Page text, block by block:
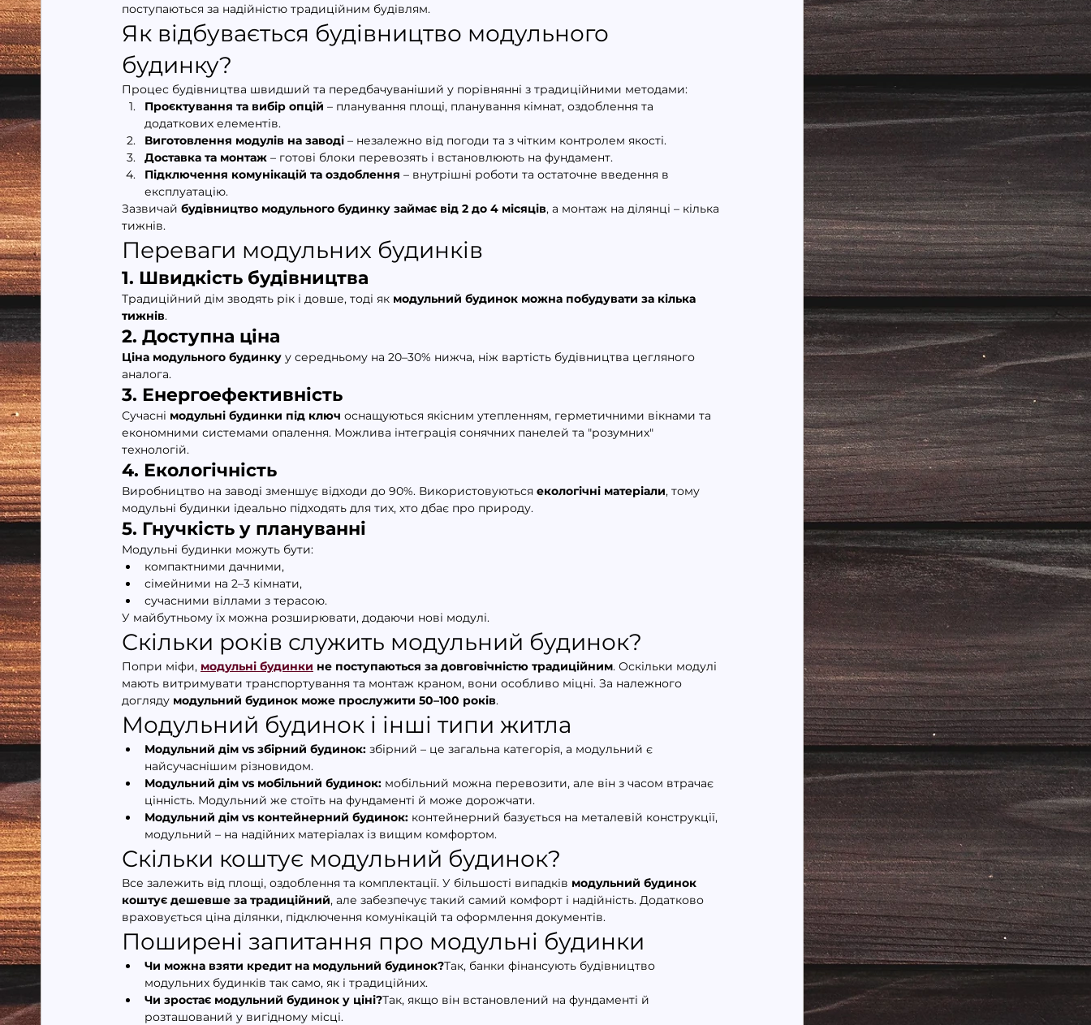
поступаються за надійністю традиційним будівлям.
Як відбувається будівництво модульного
будинку?
Процес будівництва швидший та передбачуваніший у порівнянні з традиційними методами:
Проєктування та вибір опцій – планування площі, планування кімнат, оздоблення та
додаткових елементів.
Виготовлення модулів на заводі – незалежно від погоди та з чітким контролем якості.
Доставка та монтаж – готові блоки перевозять і встановлюють на фундамент.
Підключення комунікацій та оздоблення – внутрішні роботи та остаточне введення в
експлуатацію.
Зазвичай будівництво модульного будинку займає від 2 до 4 місяців, а монтаж на ділянці – кілька
тижнів.
Переваги модульних будинків
1. Швидкість будівництва
Традиційний дім зводять рік і довше, тоді як модульний будинок можна побудувати за кілька
тижнів.
2. Доступна ціна
Ціна модульного будинку у середньому на 20–30% нижча, ніж вартість будівництва цегляного
аналога.
3. Енергоефективність
Сучасні модульні будинки під ключ оснащуються якісним утепленням, герметичними вікнами та
економними системами опалення. Можлива інтеграція сонячних панелей та "розумних"
технологій.
4. Екологічність
Виробництво на заводі зменшує відходи до 90%. Використовуються екологічні матеріали, тому
модульні будинки ідеально підходять для тих, хто дбає про природу.
5. Гнучкість у плануванні
Модульні будинки можуть бути:
компактними дачними,
сімейними на 2–3 кімнати,
сучасними віллами з терасою.
У майбутньому їх можна розширювати, додаючи нові модулі.
Скільки років служить модульний будинок?
Попри міфи, модульні будинки не поступаються за довговічністю традиційним. Оскільки модулі
мають витримувати транспортування та монтаж краном, вони особливо міцні. За належного
догляду модульний будинок може прослужити 50–100 років.
Модульний будинок і інші типи житла
Модульний дім vs збірний будинок: збірний – це загальна категорія, а модульний є
найсучаснішим різновидом.
Модульний дім vs мобільний будинок: мобільний можна перевозити, але він з часом втрачає
цінність. Модульний же стоїть на фундаменті й може дорожчати.
Модульний дім vs контейнерний будинок: контейнерний базується на металевій конструкції,
модульний – на надійних матеріалах із вищим комфортом.
Скільки коштує модульний будинок?
Все залежить від площі, оздоблення та комплектації. У більшості випадків модульний будинок
коштує дешевше за традиційний, але забезпечує такий самий комфорт і надійність. Додатково
враховується ціна ділянки, підключення комунікацій та оформлення документів.
Поширені запитання про модульні будинки
Чи можна взяти кредит на модульний будинок?Так, банки фінансують будівництво
модульних будинків так само, як і традиційних.
Чи зростає модульний будинок у ціні?Так, якщо він встановлений на фундаменті й
розташований у вигідному місці.